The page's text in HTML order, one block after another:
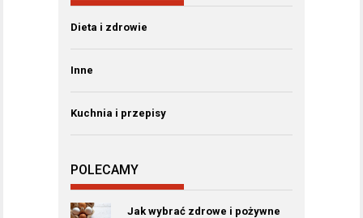
Dieta i zdrowie
Inne
Kuchnia i przepisy
POLECAMY
Jak wybrać zdrowe i pożywne